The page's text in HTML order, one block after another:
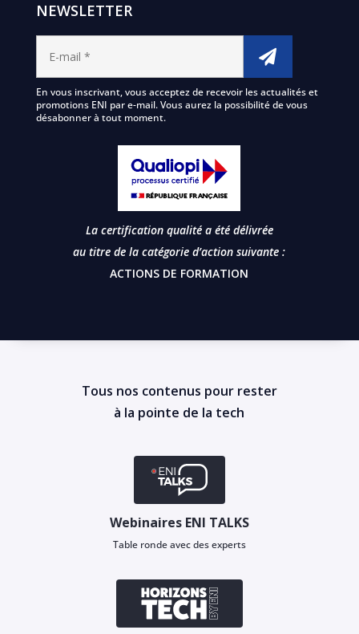
NEWSLETTER
En vous inscrivant, vous acceptez de recevoir les actualités et
promotions ENI par e-mail. Vous aurez la possibilité de vous
désabonner à tout moment.
La certification qualité a été délivrée
au titre de la catégorie d’action suivante :
ACTIONS DE FORMATION
Tous nos contenus pour rester
à la pointe de la tech
Webinaires ENI TALKS
Table ronde avec des experts